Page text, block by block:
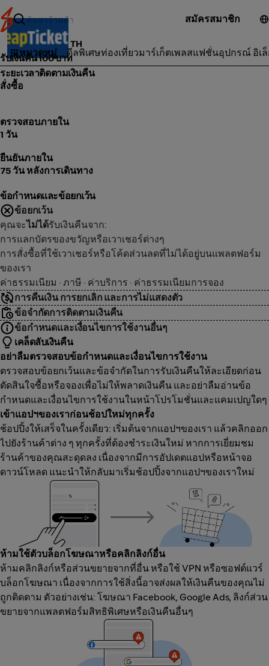
สมัครสมาชิก
หมวดหมู่ ดีลพิเศษท่องเที่ยวมาร์เก็ตเพลสแฟชั่นอุปกรณ์ อิเ
CheapTickets TH
รับเงินคืน 100 บาท
ระยะเวลาติดตามเงินคืน
สั่งซื้อ
ตรวจสอบภายใน
1 วัน
ยืนยันภายใน
75 วัน หลังการเดินทาง
ข้อกำหนดและข้อยกเว้น
ข้อยกเว้น
คุณจะไม่ได้รับเงินคืนจาก:
การแลกบัตรของขวัญหรือเวาเชอร์ต่างๆ
การสั่งซื้อที่ใช้เวาเชอร์หรือโค้ดส่วนลดที่ไม่ได้อยู่บนแพลตฟอร์ม
ของเรา
ค่าธรรมเนียม · ภาษี · ค่าบริการ · ค่าธรรมเนียมการจอง
การคืนเงิน การยกเลิก และการไม่แสดงตัว
ข้อจำกัดการติดตามเงินคืน
ข้อกำหนดและเงื่อนไขการใช้งานอื่นๆ
เคล็ดลับเงินคืน
อย่าลืมตรวจสอบข้อกำหนดและเงื่อนไขการใช้งาน
ตรวจสอบข้อยกเว้นและข้อจำกัดในการรับเงินคืนให้ละเอียดก่อน
ตัดสินใจซื้อหรือจองเพื่อไม่ให้พลาดเงินคืน และอย่าลืมอ่านข้อ
กำหนดและเงื่อนไขการใช้งานในหน้าโปรโมชั่นและแคมเปญใดๆ
เข้าแอปฯของเราก่อนช้อปใหม่ทุกครั้ง
ช้อปปิ้งให้เสร็จในครั้งเดียว: เริ่มต้นจากแอปฯของเรา แล้วคลิกออก
ไปยังร้านค้าต่าง ๆ ทุกครั้งที่ต้องชำระเงินใหม่ หากการเยี่ยมชม
ร้านค้าของคุณสะดุดลง เนื่องจากมีการอัปเดตแอปหรือหน้าจอ
ดาวน์โหลด แนะนำให้กลับมาเริ่มช้อปปิ้งจากแอปฯของเราใหม่
ห้ามใช้ตัวบล็อกโฆษณาหรือคลิกลิงก์อื่น
ห้ามคลิกลิงก์หรือส่วนขยายจากที่อื่น หรือใช้ VPN หรือซอฟต์แวร์
บล็อกโฆษณา เนื่องจากการใช้สิ่งนี้อาจส่งผลให้เงินคืนของคุณไม่
ถูกติดตาม ตัวอย่างเช่น: โฆษณา Facebook, Google Ads, ลิงก์ส่วน
ขยายจากแพลตฟอร์มสิทธิพิเศษหรือเงินคืนอื่นๆ